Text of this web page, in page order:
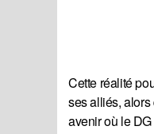
Cette réalité
ses alliés,
avenir où le